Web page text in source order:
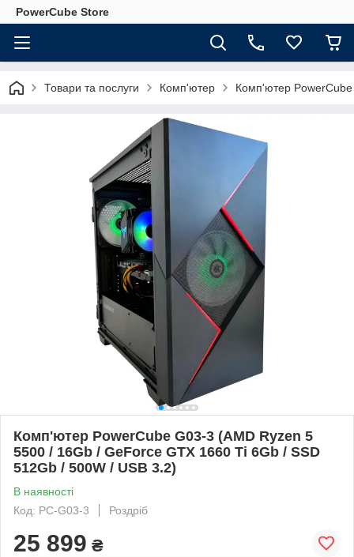
PowerCube Store
Товари та послуги Комп'ютер Комп'ютер
Комп'ютер PowerCube G03-3 (AMD Ryzen 5
5500 / 16Gb / GeForce GTX 1660 Ti 6Gb / SSD
512Gb / 500W / USB 3.2)
В наявності
Код: PC-G03-3
Роздріб
25 899 ₴